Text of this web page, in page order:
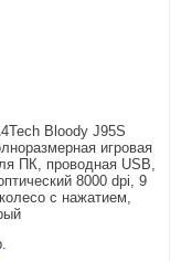
Bloody J95S
игровая
ПК, проводная USB,
8000 dpi, 9
с нажатием,